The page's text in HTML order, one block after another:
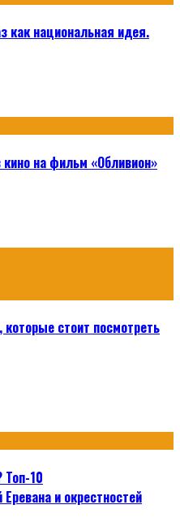
национальная идея.
на фильм «Обливион»
стоит посмотреть
Топ-10
и окрестностей